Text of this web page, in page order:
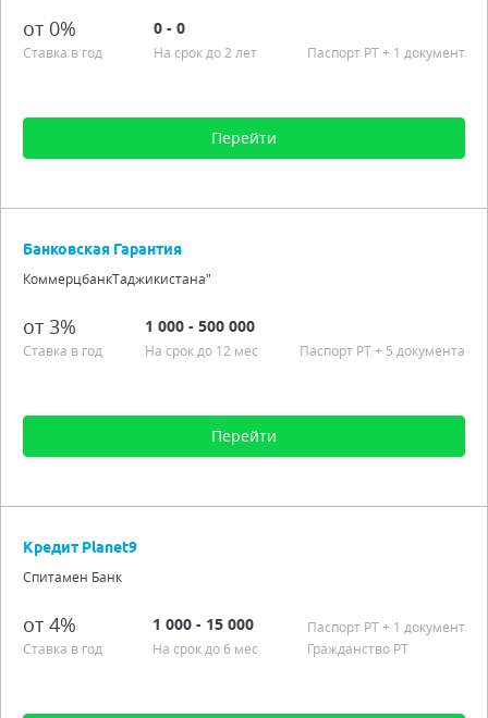
Подробно
от 0%
Ставка в год
0 - 0
На срок до 2 лет Паспорт РT + 1 документ
Перейти
Процентная ставка от 0,00%
Подробно
Банковская Гарантия
КоммерцбанкТаджикистана"
от 3%
Ставка в год
1 000 - 500 000
На срок до 12 мес Паспорт РT+ 5 документа
Перейти
Процентная ставка от 3,00%
Подробно
Кредит Planet9
Спитамен Банк
от 4%
Ставка в год
1 000 - 15 000
На срок до 6 мес
Паспорт РT + 1 документ
Гражданство РТ